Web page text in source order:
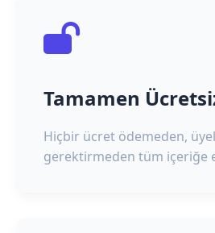
Tamamen
Hiçbir ücret ödemeden,
gerektirmeden tüm içeriğe